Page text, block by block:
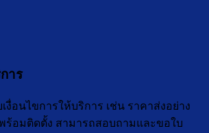
าร
งื่อนไขการให้บริการ เช่น ราคาส่งอย่าง
พร้อมติดตั้ง สามารถสอบถามและขอใบ